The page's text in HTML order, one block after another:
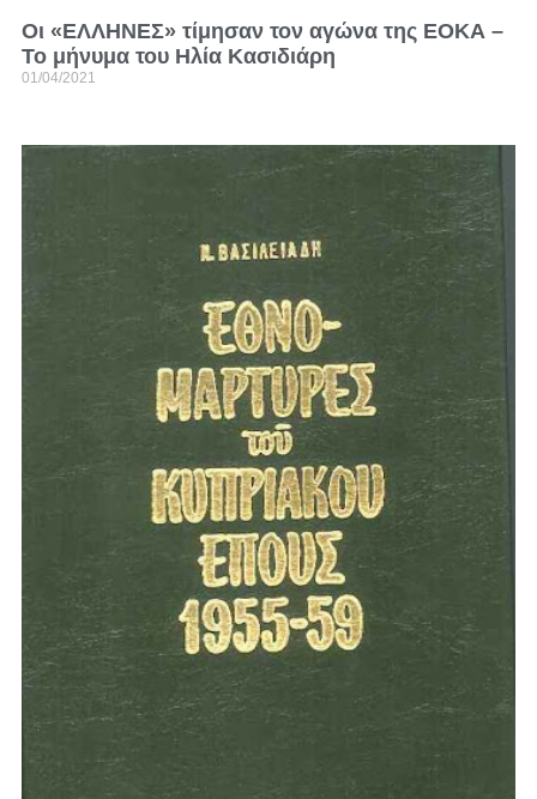
Οι «ΕΛΛΗΝΕΣ» τίμησαν τον αγώνα της ΕΟΚΑ –
Το μήνυμα του Ηλία Κασιδιάρη
01/04/2021